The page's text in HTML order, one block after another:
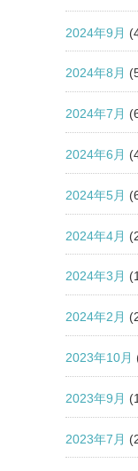
2024年9月
2024年8月
2024年7月
2024年6月
2024年5月
2024年4月
2024年3月
2024年2月
2023年10月
2023年9月
2023年7月